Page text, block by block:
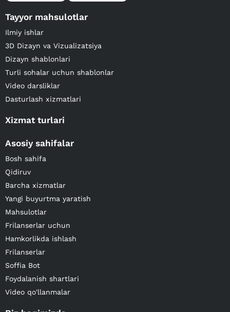
Tayyor mahsulotlar
Ilmiy ishlar
3D Dizayn va Vizualizatsiya
Dizayn shablonlari
Turli sohalar uchun shablonlar
Video darsliklar
Dasturlash xizmatlari
Xizmat turlari
Asosiy sahifalar
Bosh sahifa
Qidiruv
Barcha xizmatlar
Yangi buyurtma yaratish
Mahsulotlar
Frilanserlar uchun
Hamkorlikda ishlash
Frilanserlar
Soffia Bot
Foydalanish shartlari
Video qo'llanmalar